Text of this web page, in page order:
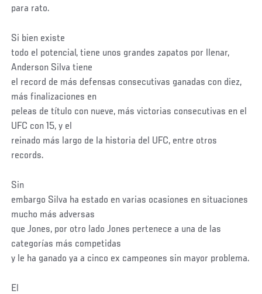
para rato.
Si bien existe
todo el potencial, tiene unos grandes zapatos por llenar,
Anderson Silva tiene
el record de más defensas consecutivas ganadas con diez,
más finalizaciones en
peleas de título con nueve, más victorias consecutivas en el
UFC con 15, y el
reinado más largo de la historia del UFC, entre otros
records.
Sin
embargo Silva ha estado en varias ocasiones en situaciones
mucho más adversas
que Jones, por otro lado Jones pertenece a una de las
categorías más competidas
y le ha ganado ya a cinco ex campeones sin mayor problema.
El